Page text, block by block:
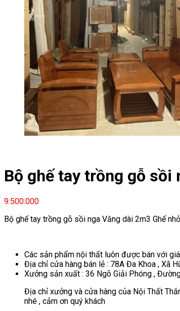
Bộ ghế tay trồng gỗ sồi
9.500.000
Bộ ghế tay trồng gỗ sồi nga Văng dài 2m3 Ghế
Các sản phẩm nội thất luôn được bán với
Địa chỉ cửa hàng bán lẻ : 78A Đa Khoa , Xã
Xưởng sản xuất : 36 Ngõ Giải Phóng ,
Địa chỉ xưởng và cửa hàng của Nội Thất
nhé , cảm ơn quý khách